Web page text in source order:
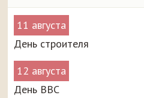
11 августа
День строителя
12 августа
День ВВС